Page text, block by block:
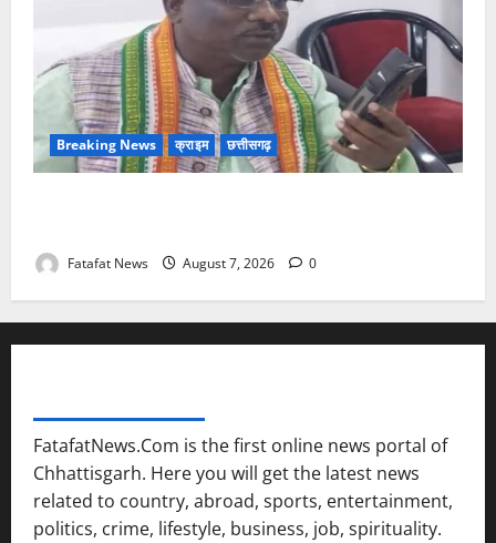
Breaking News क्राइम छत्तीसगढ़
Fatafat News August 7, 2026 0
FatafatNews.Com is the first online news portal of
Chhattisgarh. Here you will get the latest news
related to country, abroad, sports, entertainment,
politics, crime, lifestyle, business, job, spirituality.